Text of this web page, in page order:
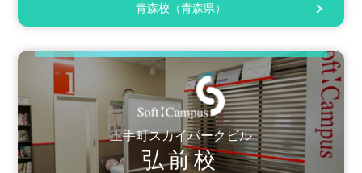
青森校（青森県）
土手町スカイパークビル
弘前校